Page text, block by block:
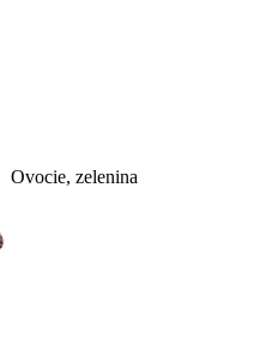
Ovocie, zelenina